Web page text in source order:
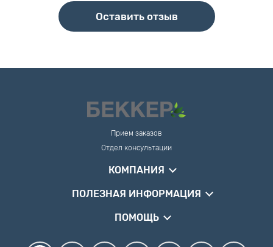
Оставить отзыв
Прием заказов
Отдел консультации
КОМПАНИЯ
ПОЛЕЗНАЯ ИНФОРМАЦИЯ
ПОМОЩЬ